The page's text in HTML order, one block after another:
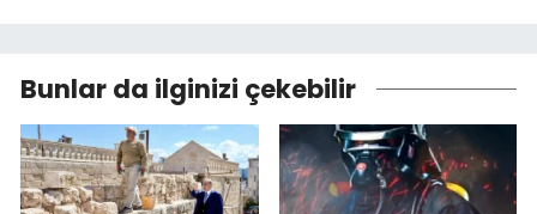
Bunlar da ilginizi çekebilir